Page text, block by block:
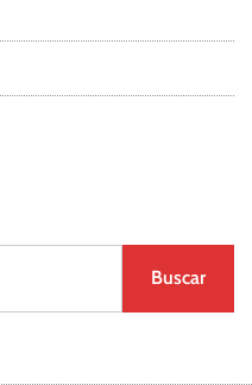
Buscar